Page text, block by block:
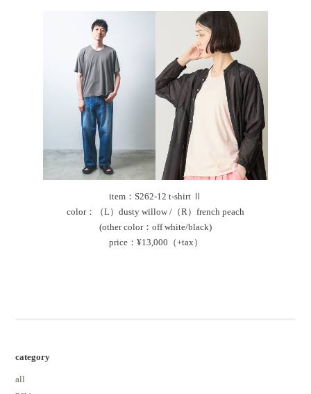
item：S262-12 t-shirt Ⅱ
color：（L）dusty willow /（R）french peach
(other color：off white/black)
price：¥13,000（+tax）
category
all